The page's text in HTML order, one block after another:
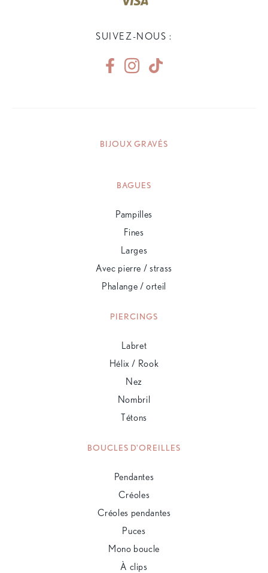
SUIVEZ-NOUS :
BIJOUX GRAVÉS
BAGUES
Pampilles
Fines
Larges
Avec pierre / strass
Phalange / orteil
PIERCINGS
Labret
Hélix / Rook
Nez
Nombril
Tétons
BOUCLES D'OREILLES
Pendantes
Créoles
Créoles pendantes
Puces
Mono boucle
À clips